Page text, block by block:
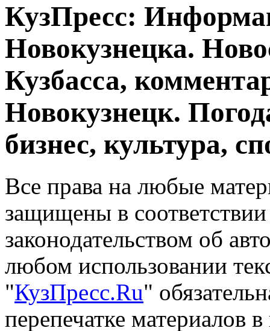
КузПресс:
Новокузнецка.
Кузбасса,
Новокузнецк.
бизнес, культура,
Все права на любые
защищены в
законодательством об
любом использовании
"КузПресс.Ru"
перепечатке материалов